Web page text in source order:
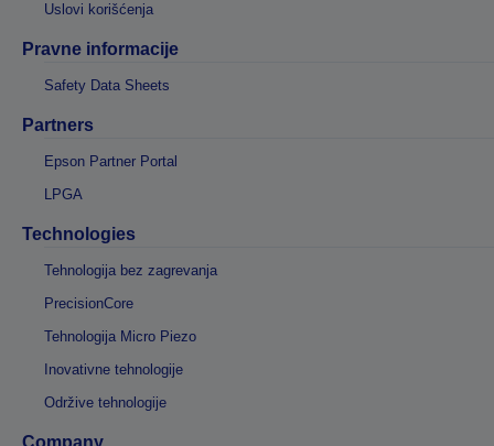
Uslovi korišćenja
Pravne informacije
Safety Data Sheets
Partners
Epson Partner Portal
LPGA
Technologies
Tehnologija bez zagrevanja
PrecisionCore
Tehnologija Micro Piezo
Inovativne tehnologije
Održive tehnologije